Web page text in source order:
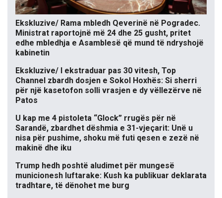
Ekskluzive/ Rama mbledh Qeverinë në Pogradec.
Ministrat raportojnë më 24 dhe 25 gusht, pritet
edhe mbledhja e Asamblesë që mund të ndryshojë
kabinetin
Ekskluzive/ I ekstraduar pas 30 vitesh, Top
Channel zbardh dosjen e Sokol Hoxhës: Si sherri
për një kasetofon solli vrasjen e dy vëllezërve në
Patos
U kap me 4 pistoleta “Glock” rrugës për në
Sarandë, zbardhet dëshmia e 31-vjeçarit: Unë u
nisa për pushime, shoku më futi qesen e zezë në
makinë dhe iku
Trump hedh poshtë aludimet për mungesë
municionesh luftarake: Kush ka publikuar deklarata
tradhtare, të dënohet me burg